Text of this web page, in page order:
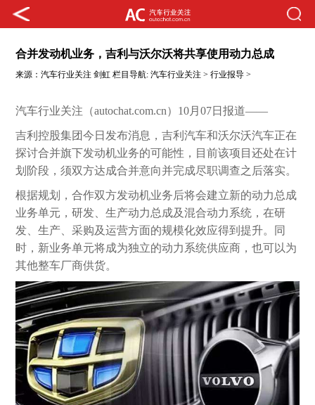
合并发动机业务，吉利与沃尔沃将共享使用动力总成
来源：汽车行业关注 剑虹 栏目导航:汽车行业关注 >行业报导 >
汽车行业关注（autochat.com.cn）10月07日报道——
吉利控股集团今日发布消息，吉利汽车和沃尔沃汽车正在
探讨合并旗下发动机业务的可能性，目前该项目还处在计
划阶段，须双方达成合并意向并完成尽职调查之后落实。
根据规划，合作双方发动机业务后将会建立新的动力总成
业务单元，研发、生产动力总成及混合动力系统，在研
发、生产、采购及运营方面的规模化效应得到提升。同
时，新业务单元将成为独立的动力系统供应商，也可以为
其他整车厂商供货。